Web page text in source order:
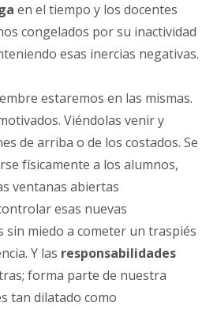
en el tiempo y los docentes
congelados por su inactividad
esas inercias negativas.
estaremos en las mismas.
Viéndolas venir y
de arriba o de los costados. Se
físicamente a los alumnos,
ventanas abiertas
esas nuevas
miedo a cometer un traspiés
Y las responsabilidades
forma parte de nuestra
tan dilatado como